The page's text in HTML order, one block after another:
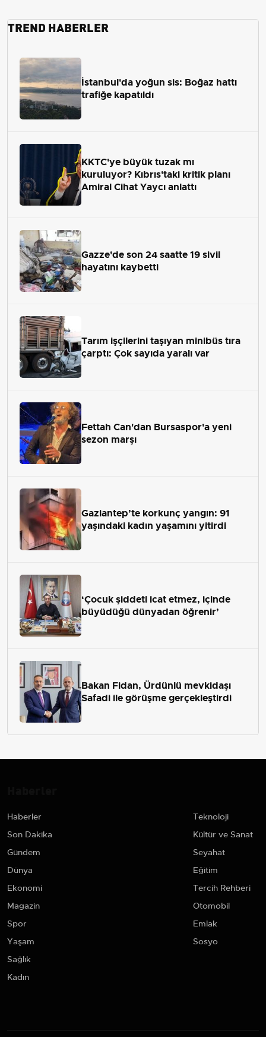
TREND HABERLER
İstanbul'da yoğun sis: Boğaz hattı
trafiğe kapatıldı
KKTC'ye büyük tuzak mı
kuruluyor? Kıbrıs'taki kritik planı
Amiral Cihat Yaycı anlattı
Gazze'de son 24 saatte 19 sivil
hayatını kaybetti
Tarım işçilerini taşıyan minibüs tıra
çarptı: Çok sayıda yaralı var
Fettah Can'dan Bursaspor'a yeni
sezon marşı
Gaziantep’te korkunç yangın: 91
yaşındaki kadın yaşamını yitirdi
‘Çocuk şiddeti icat etmez, içinde
büyüdüğü dünyadan öğrenir’
Bakan Fidan, Ürdünlü mevkidaşı
Safadi ile görüşme gerçekleştirdi
Haberler
Son Dakika
Gündem
Dünya
Ekonomi
Magazin
Spor
Yaşam
Sağlık
Kadın
Teknoloji
Kültür ve Sanat
Seyahat
Eğitim
Tercih Rehberi
Otomobil
Emlak
Sosyo